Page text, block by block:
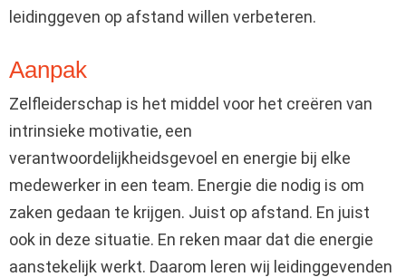
leidinggeven op afstand willen verbeteren.
Aanpak
Zelfleiderschap is het middel voor het creëren van
intrinsieke motivatie, een
verantwoordelijkheidsgevoel en energie bij elke
medewerker in een team. Energie die nodig is om
zaken gedaan te krijgen. Juist op afstand. En juist
ook in deze situatie. En reken maar dat die energie
aanstekelijk werkt. Daarom leren wij leidinggevenden